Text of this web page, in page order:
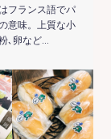
フランス語でパ
意味。上質な小
､卵など…